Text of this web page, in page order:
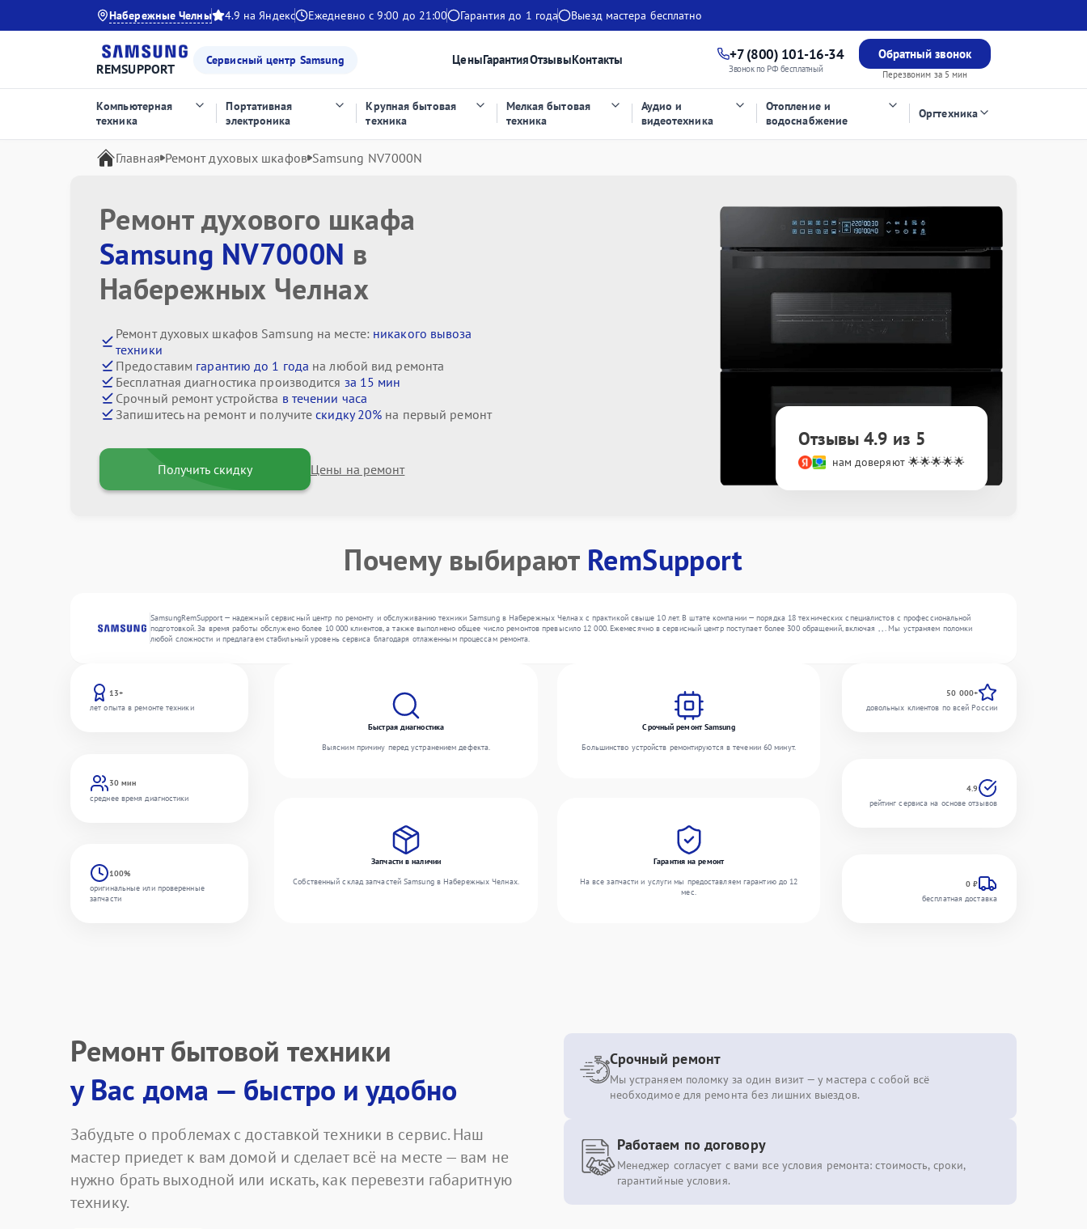
Набережные Челны 4.9 на Яндекс Ежедневно с 9:00 до 21:00 Гарантия до 1 года Выезд мастера бесплатно
REMSUPPORT
Сервисный центр Samsung ЦеныГарантияОтзывыКонтакты +7 (800) 101-16-34
Звонок по РФ бесплатный
Обратный звонок
Перезвоним за 5 мин
Компьютерная
техника
Портативная
электроника
Крупная бытовая
техника
Мелкая бытовая
техника
Аудио и
видеотехника
Отопление и
водоснабжение
Оргтехника
Главная Ремонт духовых шкафов Samsung NV7000N
Ремонт духового шкафа
Samsung NV7000N в
Набережных Челнах
Ремонт духовых шкафов Samsung на месте: никакого вывоза
техники
Предоставим гарантию до 1 года на любой вид ремонта
Бесплатная диагностика производится за 15 мин
Срочный ремонт устройства в течении часа
Запишитесь на ремонт и получитескидку 20% на первый ремонт
Получить скидку Цены на ремонт
Отзывы 4.9 из 5
нам доверяют 🌟🌟🌟🌟🌟
Почему выбирают RemSupport
SamsungRemSupport — надежный сервисный центр по ремонту и обслуживанию техники Samsung в Набережных Челнах с практикой свыше 10 лет. В штате компании — порядка 18 технических специалистов с профессиональной
подготовкой. За время работы обслужено более 10 000 клиентов, а также выполнено общее число ремонтов превысило 12 000. Ежемесячно в сервисный центр поступает более 300 обращений, включая , , . Мы устраняем поломки
любой сложности и предлагаем стабильный уровень сервиса благодаря отлаженным процессам ремонта.
13+
лет опыта в ремонте техники
30 мин
среднее время диагностики
100%
оригинальные или проверенные
запчасти
Быстрая диагностика
Выясним причину перед устранением дефекта.
Срочный ремонт Samsung
Большинство устройств ремонтируются в течении 60 минут.
Запчасти в наличии
Собственный склад запчастей Samsung в Набережных Челнах.
Гарантия на ремонт
На все запчасти и услуги мы предоставляем гарантию до 12
мес.
50 000+
довольных клиентов по всей России
4.9
рейтинг сервиса на основе отзывов
0 ₽
бесплатная доставка
Ремонт бытовой техники
у Вас дома — быстро и удобно
Забудьте о проблемах с доставкой техники в сервис. Наш
мастер приедет к вам домой и сделает всё на месте — вам не
нужно брать выходной или искать, как перевезти габаритную
технику.
Срочный ремонт
Мы устраняем поломку за один визит — у мастера с собой всё
необходимое для ремонта без лишних выездов.
Работаем по договору
Менеджер согласует с вами все условия ремонта: стоимость, сроки,
гарантийные условия.